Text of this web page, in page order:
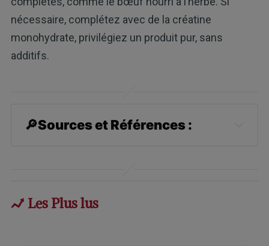
nécessaire, complétez avec de la créatine
monohydrate, privilégiez un produit pur, sans
additifs.
🔎Sources et Références :
Les Plus lus